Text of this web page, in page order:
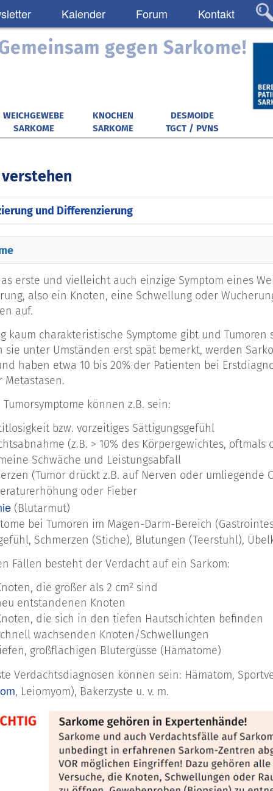
Kalender Forum Kontakt
gegen Sarkome!
WEICHGEWEBE
SARKOME
KNOCHEN
SARKOME
DESMOIDE
TGCT / PVNS
und Differenzierung
Körper gibt es ganz unterschiedliche
generell unterteilt nach ihrem jeweiligen
sich drei Hauptgruppen unterteilen:
Ca. 75 % aller Sarkome sind
Etwa 10 % aller Sarkome entstehen im
Stromatumoren oderGIST: Ein spezielles
im Magen-Darm-Trakt, das etwa 15 %
Klassifizierung kann man die Tumoren je nach
Zellen des Fett-Gewebes, des Muskel-Gewebes
des Gelenk-Gewebes, der Blut- und
unklaren Ursprungs (Gewebetyps). Beispiel: Lipo
(= maligner) Tumor
Verständnis der Benennung bösartiger (maligner)
Sarkomart
erste und vielleicht auch einzige Symptom eines
also ein Knoten, eine Schwellung oder
auf.
kaum charakteristische Symptome gibt und
sie unter Umständen erst spät bemerkt, werden
haben etwa 10 bis 20% der Patienten bei
Metastasen.
können z.B. sein:
bzw. vorzeitiges Sättigungsgefühl
(z.B. > 10% des Körpergewichtes,
Schwäche und Leistungsabfall
(Tumor drückt z.B. auf Nerven oder umliegende
oder Fieber
(Blutarmut)
bei Tumoren im Magen-Darm-Bereich
Schmerzen (Stiche), Blutungen (Teerstuhl),
Fällen besteht der Verdacht auf ein Sarkom:
die größer als 2 cm² sind
entstandenen Knoten
die sich in den tiefen Hautschichten befinden
wachsenden Knoten/Schwellungen
großflächigen Blutergüsse (Hämatome)
Verdachtsdiagnosen können sein: Hämatom,
, Leiomyom), Bakerzyste u. v. m.